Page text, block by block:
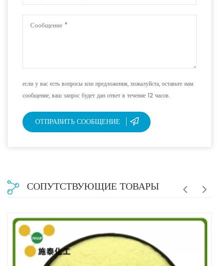
если у вас есть вопросы или предложения, пожалуйста, оставьте нам
сообщение, ваш запрос будет дан ответ в течение 12 часов.
ОТПРАВИТЬ СООБЩЕНИЕ
СОПУТСТВУЮЩИЕ ТОВАРЫ